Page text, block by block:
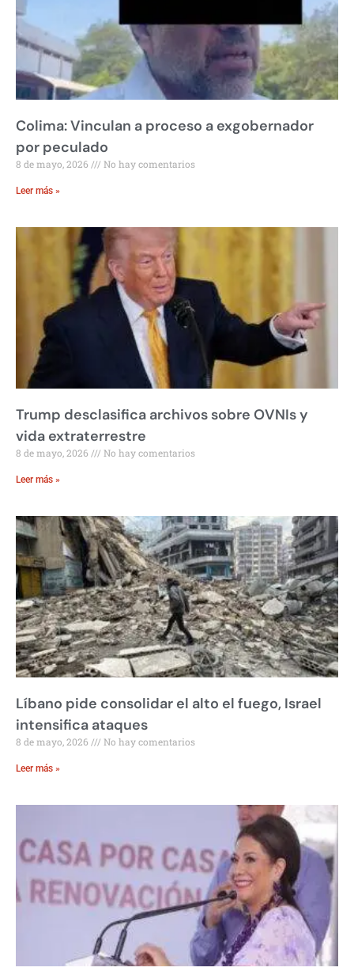
Colima: Vinculan a proceso a exgobernador
por peculado
8 de mayo, 2026 No hay comentarios
Leer más »
Trump desclasifica archivos sobre OVNIs y
vida extraterrestre
8 de mayo, 2026 No hay comentarios
Leer más »
Líbano pide consolidar el alto el fuego, Israel
intensifica ataques
8 de mayo, 2026 No hay comentarios
Leer más »